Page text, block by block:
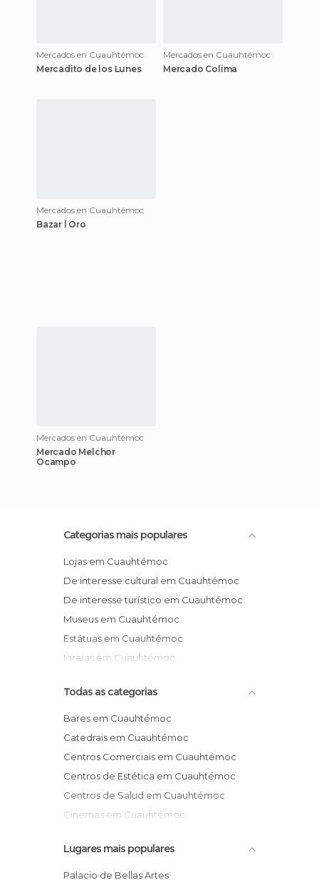
Mercados en Cuauhtémoc
Mercadito de los Lunes
Mercados en Cuauhtémoc
Mercado Colima
Mercados en Cuauhtémoc
Bazar l Oro
Mercados en Cuauhtémoc
Mercado Melchor
Ocampo
Categorias mais populares
Lojas em Cuauhtémoc
De interesse cultural em Cuauhtémoc
De interesse turístico em Cuauhtémoc
Museus em Cuauhtémoc
Estátuas em Cuauhtémoc
Igrejas em Cuauhtémoc
Todas as categorias
Bares em Cuauhtémoc
Catedrais em Cuauhtémoc
Centros Comerciais em Cuauhtémoc
Centros de Estética em Cuauhtémoc
Centros de Salud em Cuauhtémoc
Cinemas em Cuauhtémoc
De interesse cultural em Cuauhtémoc
De interesse desportivo em
Lugares mais populares
Palacio de Bellas Artes